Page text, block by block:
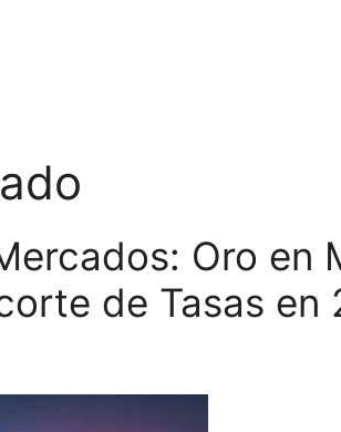
Oro en
de Tasas en